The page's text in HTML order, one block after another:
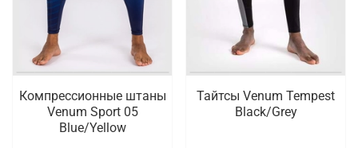
Компрессионные штаны
Venum Sport 05
Blue/Yellow
Тайтсы Venum Tempest
Black/Grey